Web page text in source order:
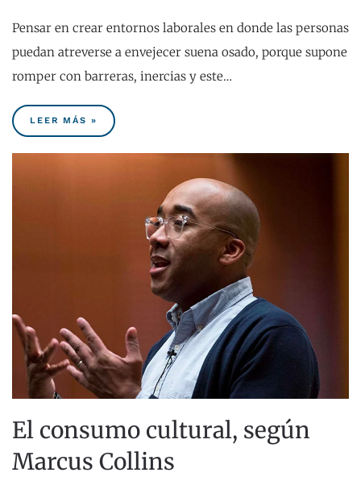
Pensar en crear entornos laborales en donde las personas
puedan atreverse a envejecer suena osado, porque supone
romper con barreras, inercias y este…
LEER MÁS »
El consumo cultural, según
Marcus Collins